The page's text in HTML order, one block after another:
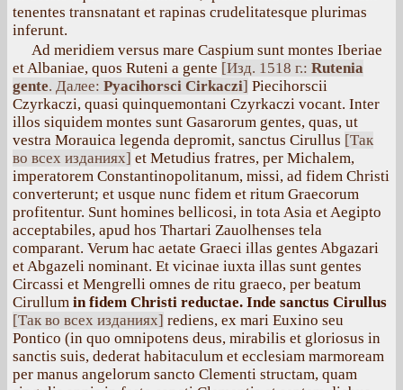
tenentes transnatant et rapinas crudelitatesque plurimas
inferunt.
Ad meridiem versus mare Caspium sunt montes Iberiae
et Albaniae, quos Ruteni a gente [Изд. 1518 г.: Rutenia
gente. Далее: Pyacihorsci Cirkaczi] Piecihorscii
Czyrkaczi, quasi quinquemontani Czyrkaczi vocant. Inter
illos siquidem montes sunt Gasarorum gentes, quas, ut
vestra Morauica legenda depromit, sanctus Cirullus [Так
во всех изданиях] et Metudius fratres, per Michalem,
imperatorem Constantinopolitanum, missi, ad fidem Christi
converterunt; et usque nunc fidem et ritum Graecorum
profitentur. Sunt homines bellicosi, in tota Asia et Aegipto
acceptabiles, apud hos Thartari Zauolhenses tela
comparant. Verum hac aetate Graeci illas gentes Abgazari
et Abgazeli nominant. Et vicinae iuxta illas sunt gentes
Circassi et Mengrelli omnes de ritu graeco, per beatum
Cirullum in fidem Christi reductae. Inde sanctus Cirullus
[Так во всех изданиях] rediens, ex mari Euxino seu
Pontico (in quo omnipotens deus, mirabilis et gloriosus in
sanctis suis, dederat habitaculum et ecclesiam marmoream
per manus angelorum sancto Clementi structam, quam